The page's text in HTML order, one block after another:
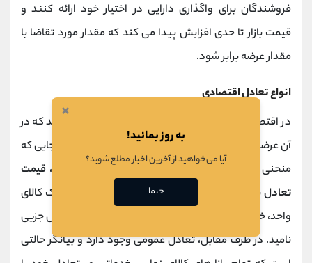
فروشندگان برای واگذاری دارایی در اختیار خود ارائه کنند و
قیمت بازار تا حدی افزایش پیدا می کند که مقدار مورد تقاضا با
مقدار عرضه برابر شود.
انواع تعادل اقتصادی
در اقتصاد خرد، تعادل اقتصادی ممکن است قیمتی باشد که در
آن عرضه و تقاضا با یکدیگر برابر است. به عبارت دیگر، در جایی که
منحنی های عرضه و تقاضا با یکدیگر برخورد می کنند، قیمت
تعادلبه وجود می آید. اگر این موضوع به بازاری برای یک کالای
واحد، خدمات یا عامل تولید اشاره کند، می توان آن را تعادل جزیی
نامید. در طرف مقابل، تعادل عمومی وجود دارد و بیانگر حالتی
×
به روز بمانید!
آیا می‌خواهید از آخرین اخبار مطلع شوید؟
حتما